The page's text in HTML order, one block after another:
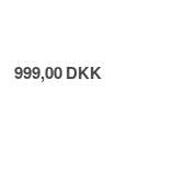
999,00DKK